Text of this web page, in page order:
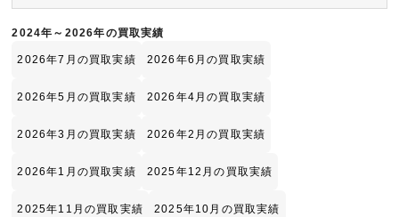
2024年～2026年の買取実績
2026年7月の買取実績 2026年6月の買取実績
2026年5月の買取実績 2026年4月の買取実績
2026年3月の買取実績 2026年2月の買取実績
2026年1月の買取実績 2025年12月の買取実績
2025年11月の買取実績 2025年10月の買取実績